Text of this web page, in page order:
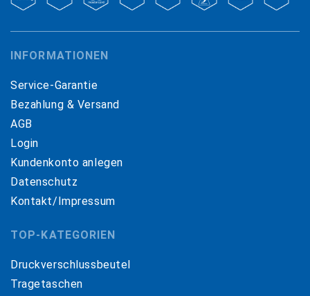
INFORMATIONEN
Service-Garantie
Bezahlung & Versand
AGB
Login
Kundenkonto anlegen
Datenschutz
Kontakt/Impressum
TOP-KATEGORIEN
Druckverschlussbeutel
Tragetaschen